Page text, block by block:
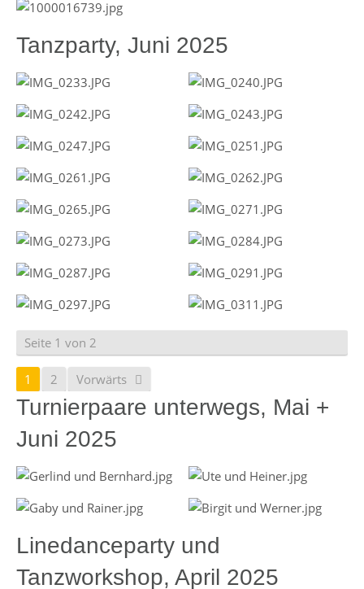
Tanzparty, Juni 2025
Seite 1 von 2
1 2 Vorwärts
Turnierpaare unterwegs, Mai +
Juni 2025
Linedanceparty und
Tanzworkshop, April 2025